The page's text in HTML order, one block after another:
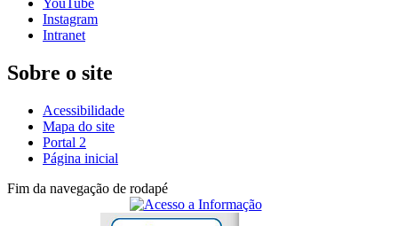
YouTube
Instagram
Intranet
Sobre o site
Acessibilidade
Mapa do site
Portal 2
Página inicial
Fim da navegação de rodapé